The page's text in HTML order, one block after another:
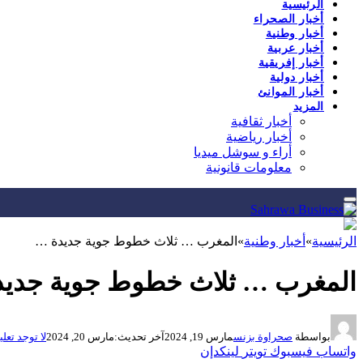
الرئيسية
أخبار الصحراء
أخبار وطنية
أخبار عربية
أخبار إفريقية
أخبار دولية
أخبار الموانئ
المزيد
أخبار ثقافية
أخبار رياضية
أراء و سوشل ميديا
معلومات قانونية
الرئيسية» أخبار وطنية» المغرب … ثلاث خطوط جوية جديدة …
المغرب … ثلاث خطوط جوية
بواسطة صحراوة بزنسمارس 19, 2024 آخر تحديث:مارس 20, 2024 لا توجد
واتساب فيسبوك تويتر لينكدإن